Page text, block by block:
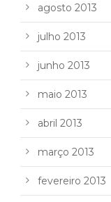
agosto 2013
julho 2013
junho 2013
maio 2013
abril 2013
março 2013
fevereiro 2013